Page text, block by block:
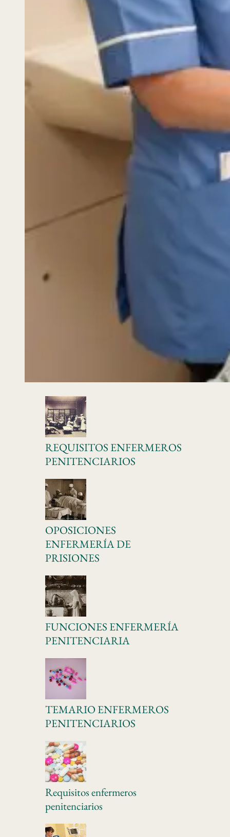
REQUISITOS ENFERMEROS
PENITENCIARIOS
OPOSICIONES
ENFERMERÍA DE
PRISIONES
FUNCIONES ENFERMERÍA
PENITENCIARIA
TEMARIO ENFERMEROS
PENITENCIARIOS
Requisitos enfermeros
penitenciarios